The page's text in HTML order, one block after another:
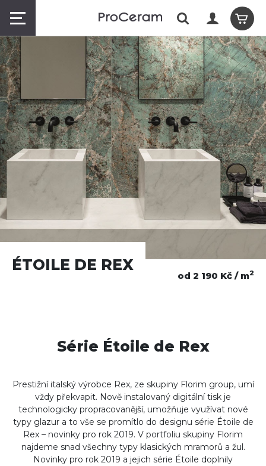
ÉTOILE DE REX
od 2 190 Kč / m2
Série Étoile de Rex
Prestižní italský výrobce Rex, ze skupiny Florim group, umí
vždy překvapit. Nově instalovaný digitální tisk je
technologicky propracovanější, umožňuje využívat nové
typy glazur a to vše se promítlo do designu série Étoile de
Rex – novinky pro rok 2019. V portfoliu skupiny Florim
najdeme snad všechny typy klasických mramorů a žul.
Novinky pro rok 2019 a jejich série Étoile doplnily